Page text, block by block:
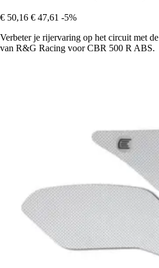
€ 50,16 € 47,61 -5%
Verbeter je rijervaring op het circuit met
van R&G Racing voor CBR 500 R ABS.